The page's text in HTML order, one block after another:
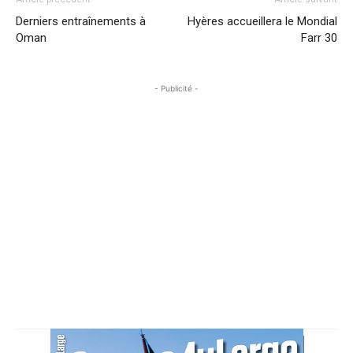
Derniers entraînements à
Oman
Hyères accueillera le Mondial
Farr 30
- Publicité -